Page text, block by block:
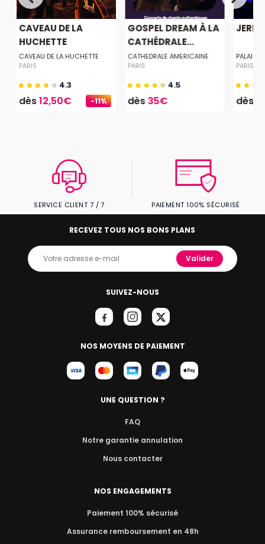
-11%
CAVEAU DE LA
HUCHETTE
CAVEAU DE LA HUCHETTE
PARIS
4.3
dès12,50€
GOSPEL DREAM À LA
CATHÉDRALE...
CATHEDRALE AMERICAINE
PARIS
4.5
dès35€
PALAIS
PARIS
dès
SERVICE CLIENT 7 / 7 PAIEMENT 100% SÉCURISÉ
SUIVEZ-NOUS
NOS MOYENS DE PAIEMENT
RECEVEZ TOUS NOS BONS PLANS
Valider
UNE QUESTION ?
FAQ
Notre garantie annulation
Nous contacter
NOS ENGAGEMENTS
Paiement 100% sécurisé
Assurance remboursement en 48h